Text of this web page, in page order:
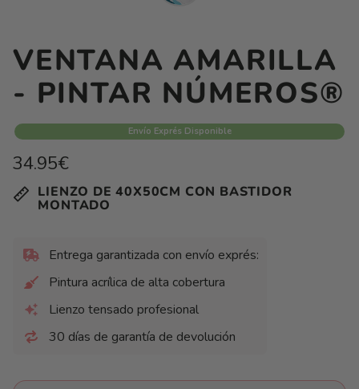
VENTANA AMARILLA
- PINTAR NÚMEROS®
Envío Exprés Disponible
Precio
habitual
34.95€
Precio
unitario
por LIENZO DE 40X50CM CON BASTIDOR
MONTADO
Entrega garantizada con envío exprés:
Pintura acrílica de alta cobertura
Lienzo tensado profesional
30 días de garantía de devolución